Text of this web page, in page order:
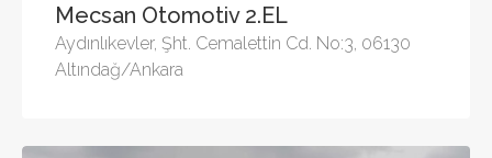
Mecsan Otomotiv 2.EL
Aydınlıkevler, Şht. Cemalettin Cd. No:3, 06130
Altındağ/Ankara